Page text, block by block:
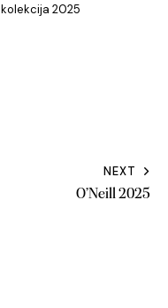
kolekcija 2025
NEXT
O’Neill 2025